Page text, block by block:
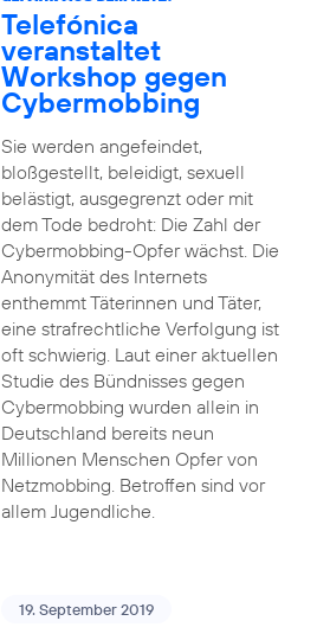
Telefónica
veranstaltet
Workshop gegen
Cybermobbing
Sie werden angefeindet,
bloßgestellt, beleidigt, sexuell
belästigt, ausgegrenzt oder mit
dem Tode bedroht: Die Zahl der
Cybermobbing-Opfer wächst. Die
Anonymität des Internets
enthemmt Täterinnen und Täter,
eine strafrechtliche Verfolgung ist
oft schwierig. Laut einer aktuellen
Studie des Bündnisses gegen
Cybermobbing wurden allein in
Deutschland bereits neun
Millionen Menschen Opfer von
Netzmobbing. Betroffen sind vor
allem Jugendliche.
19. September 2019